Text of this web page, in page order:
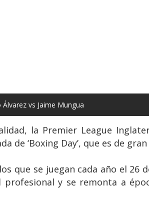
vs Jaime Mungua
la Premier League
‘Boxing Day’, que es de
que se juegan cada año el 26
y se remonta a